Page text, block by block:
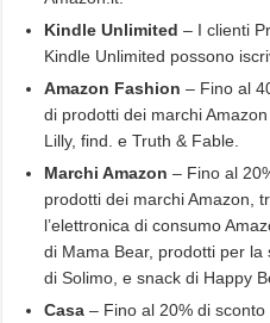
Kindle Unlimited – I clienti
Kindle Unlimited possono
Amazon Fashion – Fino al
di prodotti dei marchi
Lilly, find. e Truth & Fable.
Marchi Amazon – Fino al
prodotti dei marchi Amazon,
l’elettronica di consumo
di Mama Bear, prodotti per
di Solimo, e snack di Happy
Casa – Fino al 20% di